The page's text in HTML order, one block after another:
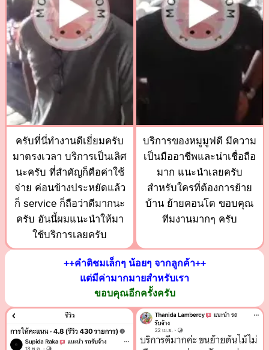
ครับที่นี่ทำงานดีเยี่ยมครับ
มาตรงเวลา บริการเป็นเลิศ
นะครับ ที่สำคัญก็คือค่าใช้
จ่าย ค่อนข้างประหยัดแล้ว
ก็ service ก็ถือว่าดีมากนะ
ครับ อันนี้ผมแนะนำให้มา
ใช้บริการเลยครับ
บริการของหมูมูฟดี มีความ
เป็นมืออาชีพและน่าเชื่อถือ
มาก แนะนำเลยครับ
สำหรับใครที่ต้องการย้าย
บ้าน ย้ายคอนโด ขอบคุณ
ทีมงานมากๆ ครับ
++คำติชมเล็กๆ น้อยๆ จากลูกค้า++
แต่มีค่ามากมายสำหรับเรา
ขอบคุณอีกครั้งครับ